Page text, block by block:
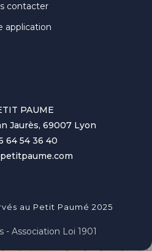
contacter
application
PAUME
Jaurès, 69007 Lyon
64 54 36 40
au Petit Paumé 2025
- Association Loi 1901